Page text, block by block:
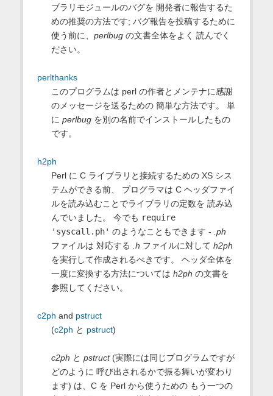
ブラリモジュールのバグを 開発者に報告するた
めの推奨の方法です; バグ報告を投稿するために
使う前に、 perlbugの文書全体をよく 読んでく
ださい。
perlthanks
このプログラムは perl の作者とメンテナに感謝
のメッセージを送るための 簡単な方法です。 単
に perlbugを別の名前でインストールしたもの
です。
h2ph
Perl に C ライブラリと接続するための XS シス
テムができる前、 プログラマは C ヘッダファイ
ルを読み込むことでライブラリの定数を 読み込
んでいました。 今でも require
'syscall.ph' のようなこともできます - .ph
ファイルは 対応する
.h ファイルに対して h2ph
を実行して作成されるべきです。 ヘッダ全体を
一度に変換する方法については h2ph の文書を
参照してください。
c2ph and pstruct
(c2ph と pstruct)
c2ph と pstruct(実際には同じプログラムですが
どのように 呼び出されるかで振る舞いが変わり
ます) は、C を Perl から使うための もう一つの